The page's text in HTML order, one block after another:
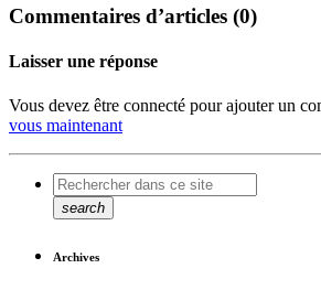
Commentaires d’articles (0)
Laisser une réponse
Vous devez être connecté pour ajouter un
vous maintenant
search
Archives